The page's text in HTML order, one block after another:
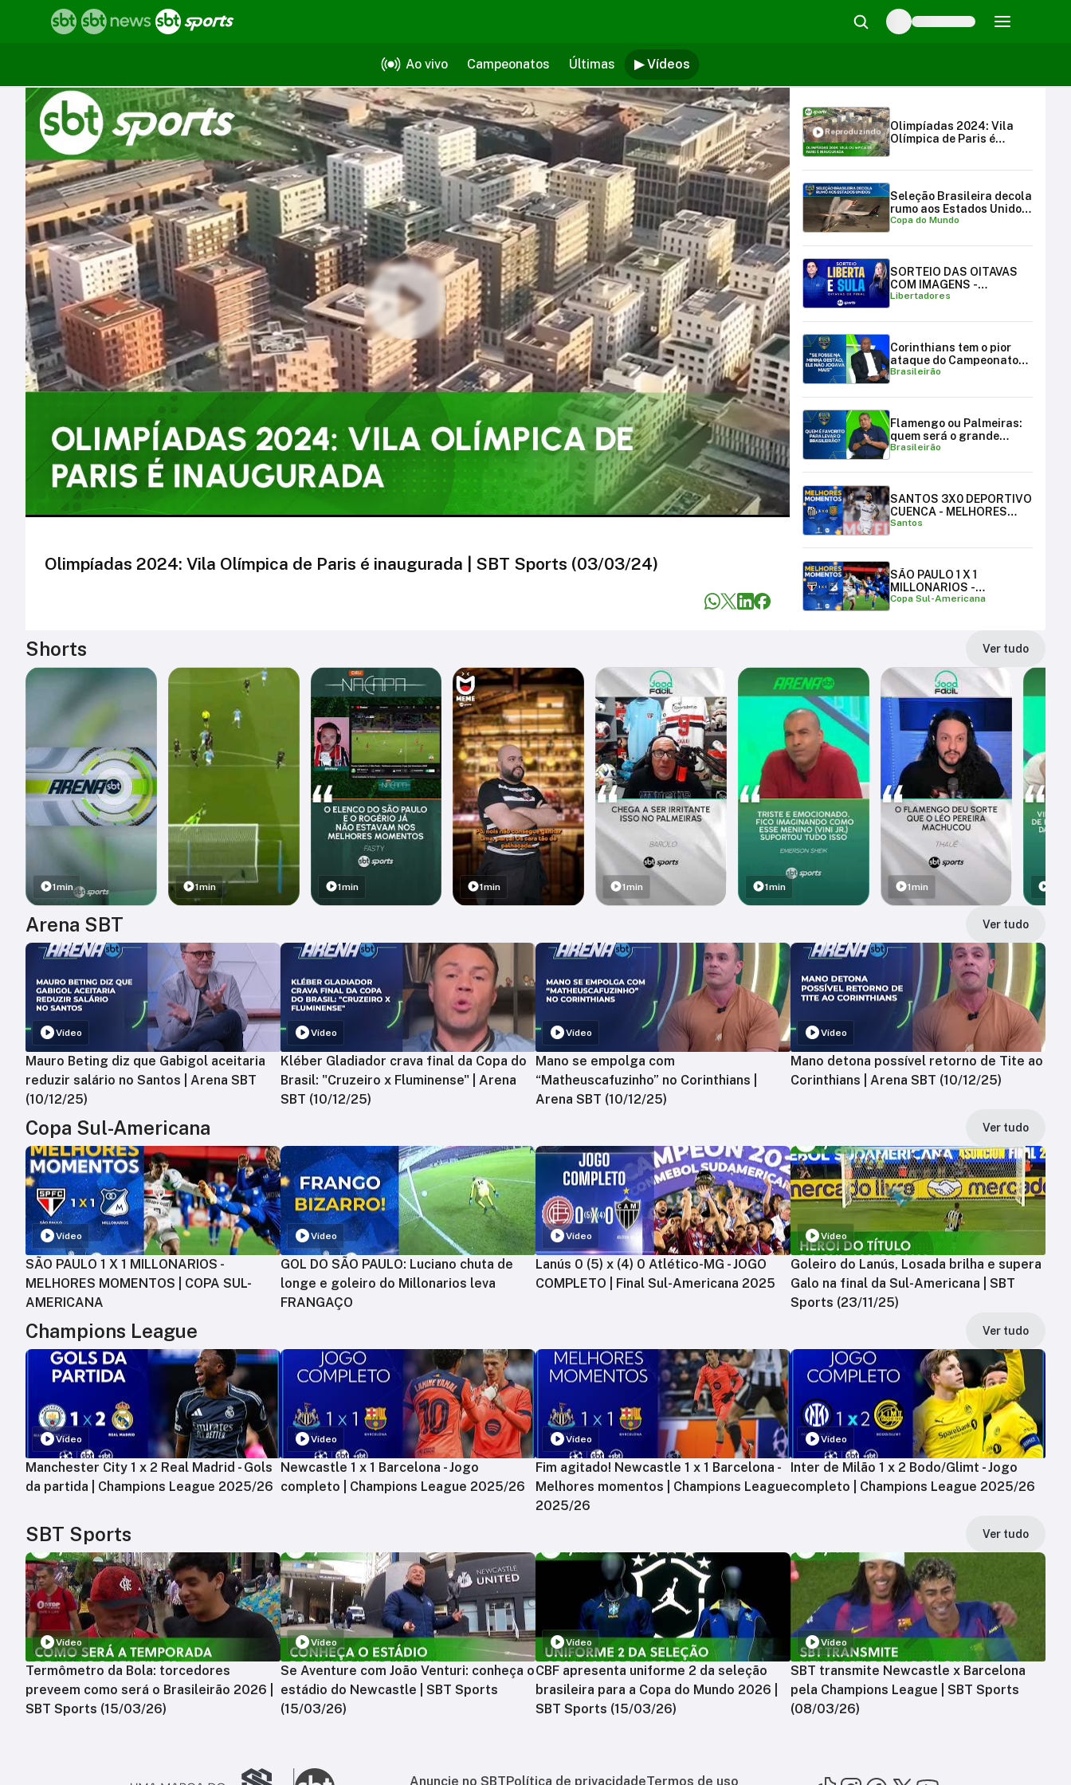
Ao vivo Campeonatos Últimas ▶ Vídeos
Vídeos
Olimpíadas 2024: Vila Olímpica de Paris é inaugurada | SBT Sports (03/03/24)
Reproduzindo
Olimpíadas 2024: Vila
Olímpica de Paris é
Seleção Brasileira decola
rumo aos Estados Unidos
para a Copa do Mundo
Copa do Mundo
SORTEIO DAS OITAVAS
COM IMAGENS -
LIBERTADORES E
Libertadores
Corinthians tem o pior
ataque do Campeonato
Brasileiro
Brasileirão
Flamengo ou Palmeiras:
quem será o grande
campeão brasileiro?
Brasileirão
SANTOS 3X0 DEPORTIVO
CUENCA - MELHORES
MOMENTOS
Santos
SÃO PAULO 1 X 1
MILLONARIOS -
MELHORES MOMENTOS |
Copa Sul-Americana
Shorts Ver tudo
1min 1min 1min 1min 1min 1min 1min
Arena SBT Ver tudo
Vídeo
Mauro Beting diz que Gabigol aceitaria
reduzir salário no Santos | Arena SBT
(10/12/25)
Vídeo
Kléber Gladiador crava final da Copa do
Brasil: "Cruzeiro x Fluminense" | Arena
SBT (10/12/25)
Vídeo
Mano se empolga com
“Matheuscafuzinho” no Corinthians |
Arena SBT (10/12/25)
Vídeo
Mano detona possível retorno de Tite ao
Corinthians | Arena SBT (10/12/25)
Copa Sul-Americana Ver tudo
Vídeo
SÃO PAULO 1 X 1 MILLONARIOS -
MELHORES MOMENTOS | COPA SUL-
AMERICANA
Vídeo
GOL DO SÃO PAULO: Luciano chuta de
longe e goleiro do Millonarios leva
FRANGAÇO
Vídeo
Lanús 0 (5) x (4) 0 Atlético-MG - JOGO
COMPLETO | Final Sul-Americana 2025
Vídeo
Goleiro do Lanús, Losada brilha e supera
Galo na final da Sul-Americana | SBT
Sports (23/11/25)
Champions League Ver tudo
Vídeo
Manchester City 1 x 2 Real Madrid - Gols
da partida | Champions League 2025/26
Vídeo
Newcastle 1 x 1 Barcelona - Jogo
completo | Champions League 2025/26
Vídeo
Fim agitado! Newcastle 1 x 1 Barcelona -
Melhores momentos | Champions League
2025/26
Vídeo
Inter de Milão 1 x 2 Bodo/Glimt - Jogo
completo | Champions League 2025/26
SBT Sports Ver tudo
Vídeo
Termômetro da Bola: torcedores
preveem como será o Brasileirão 2026 |
SBT Sports (15/03/26)
Vídeo
Se Aventure com João Venturi: conheça o
estádio do Newcastle | SBT Sports
(15/03/26)
Vídeo
CBF apresenta uniforme 2 da seleção
brasileira para a Copa do Mundo 2026 |
SBT Sports (15/03/26)
Vídeo
SBT transmite Newcastle x Barcelona
pela Champions League | SBT Sports
(08/03/26)
Anuncie no SBT Política de privacidadeTermos de uso